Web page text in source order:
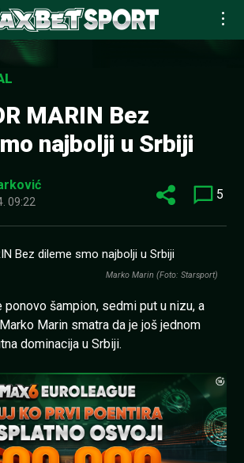
MARIN Bez
najbolji u Srbiji
09:22 5
Marko Marin (Foto: Starsport)
ponovo šampion, sedmi put u nizu, a
Marin smatra da je još jednom
dominacija u Srbiji.